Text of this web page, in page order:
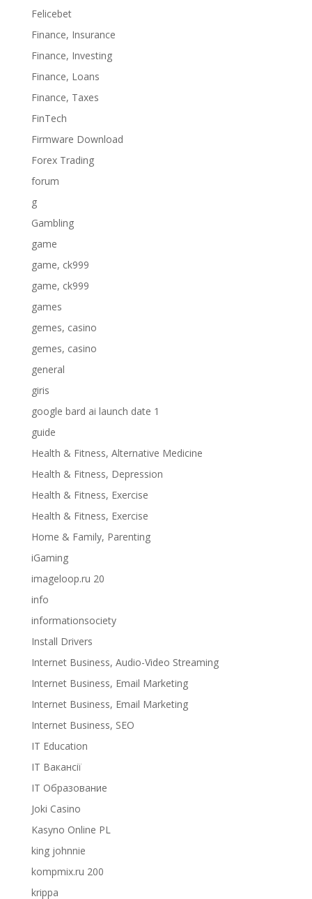
Felicebet
Finance, Insurance
Finance, Investing
Finance, Loans
Finance, Taxes
FinTech
Firmware Download
Forex Trading
forum
g
Gambling
game
game, ck999
game, ck999
games
gemes, casino
gemes, casino
general
giris
google bard ai launch date 1
guide
Health & Fitness, Alternative Medicine
Health & Fitness, Depression
Health & Fitness, Exercise
Health & Fitness, Exercise
Home & Family, Parenting
iGaming
imageloop.ru 20
info
informationsociety
Install Drivers
Internet Business, Audio-Video Streaming
Internet Business, Email Marketing
Internet Business, Email Marketing
Internet Business, SEO
IT Education
IT Вакансії
IT Образование
Joki Casino
Kasyno Online PL
king johnnie
kompmix.ru 200
krippa